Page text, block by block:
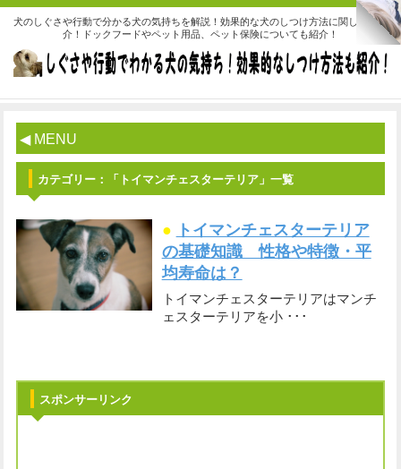
犬のしぐさや行動で分かる犬の気持ちを解説！効果的な犬のしつけ方法に関しても紹
介！ドックフードやペット用品、ペット保険についても紹介！
◀ MENU
カテゴリー：「トイマンチェスターテリア」一覧
●
トイマンチェスターテリア
の基礎知識 性格や特徴・平
均寿命は？
トイマンチェスターテリアはマンチ
ェスターテリアを小 ･･･
スポンサーリンク